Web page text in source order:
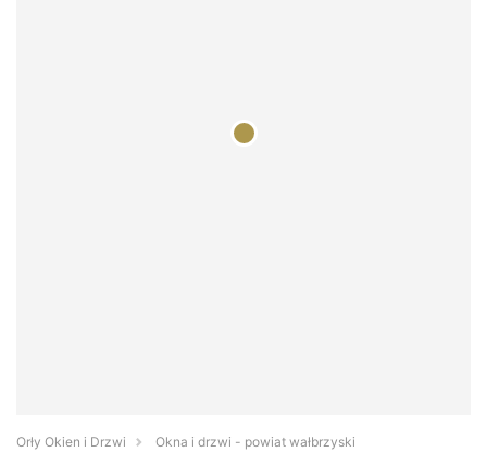
Orły Okien i Drzwi
Okna i drzwi - powiat wałbrzyski